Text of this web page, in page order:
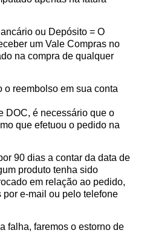
ou Depósito = O
um Vale Compras no
na compra de qualquer
o reembolso em sua conta
DOC, é necessário que o
que efetuou o pedido na
90 dias a contar da data de
produto tenha sido
em relação ao pedido,
e-mail ou pelo telefone
falha, faremos o estorno de